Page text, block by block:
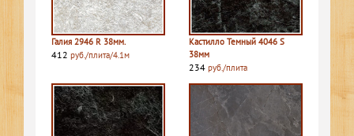
Галия 2946 R 38мм.
412 руб./плита/4.1м
Кастилло Темный 4046 S
38мм
234 руб./плита